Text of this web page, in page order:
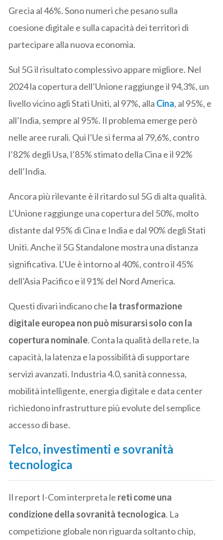
Grecia al 46%. Sono numeri che pesano sulla
coesione digitale e sulla capacità dei territori di
partecipare alla nuova economia.
Sul 5G il risultato complessivo appare migliore. Nel
2024 la copertura dell’Unione raggiunge il 94,3%, un
livello vicino agli Stati Uniti, al 97%, alla Cina, al 95%, e
all’India, sempre al 95%. Il problema emerge però
nelle aree rurali. Qui l’Ue si ferma al 79,6%, contro
l’82% degli Usa, l’85% stimato della Cina e il 92%
dell’India.
Ancora più rilevante è il ritardo sul 5G di alta qualità.
L’Unione raggiunge una copertura del 50%, molto
distante dal 95% di Cina e India e dal 90% degli Stati
Uniti. Anche il 5G Standalone mostra una distanza
significativa. L’Ue è intorno al 40%, contro il 45%
dell’Asia Pacifico e il 91% del Nord America.
Questi divari indicano che la trasformazione
digitale europea non può misurarsi solo con la
copertura nominale. Conta la qualità della rete, la
capacità, la latenza e la possibilità di supportare
servizi avanzati. Industria 4.0, sanità connessa,
mobilità intelligente, energia digitale e data center
richiedono infrastrutture più evolute del semplice
accesso di base.
Telco, investimenti e sovranità
tecnologica
Il report I-Com interpreta le reti come una
condizione della sovranità tecnologica. La
competizione globale non riguarda soltanto chip,